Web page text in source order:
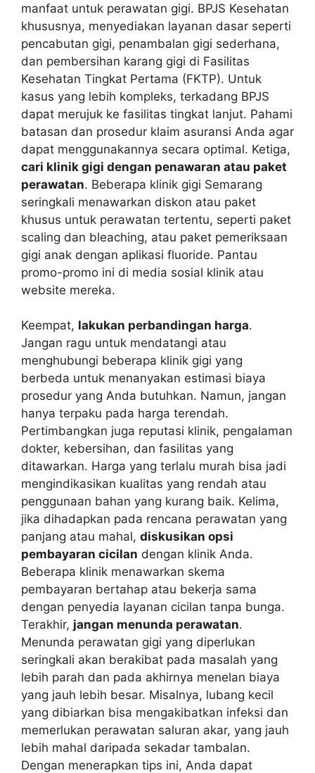
manfaat untuk perawatan gigi. BPJS Kesehatan
khususnya, menyediakan layanan dasar seperti
pencabutan gigi, penambalan gigi sederhana,
dan pembersihan karang gigi di Fasilitas
Kesehatan Tingkat Pertama (FKTP). Untuk
kasus yang lebih kompleks, terkadang BPJS
dapat merujuk ke fasilitas tingkat lanjut. Pahami
batasan dan prosedur klaim asuransi Anda agar
dapat menggunakannya secara optimal. Ketiga,
cari klinik gigi dengan penawaran atau paket
perawatan. Beberapa klinik gigi Semarang
seringkali menawarkan diskon atau paket
khusus untuk perawatan tertentu, seperti paket
scaling dan bleaching, atau paket pemeriksaan
gigi anak dengan aplikasi fluoride. Pantau
promo-promo ini di media sosial klinik atau
website mereka.
Keempat, lakukan perbandingan harga.
Jangan ragu untuk mendatangi atau
menghubungi beberapa klinik gigi yang
berbeda untuk menanyakan estimasi biaya
prosedur yang Anda butuhkan. Namun, jangan
hanya terpaku pada harga terendah.
Pertimbangkan juga reputasi klinik, pengalaman
dokter, kebersihan, dan fasilitas yang
ditawarkan. Harga yang terlalu murah bisa jadi
mengindikasikan kualitas yang rendah atau
penggunaan bahan yang kurang baik. Kelima,
jika dihadapkan pada rencana perawatan yang
panjang atau mahal, diskusikan opsi
pembayaran cicilan dengan klinik Anda.
Beberapa klinik menawarkan skema
pembayaran bertahap atau bekerja sama
dengan penyedia layanan cicilan tanpa bunga.
Terakhir, jangan menunda perawatan.
Menunda perawatan gigi yang diperlukan
seringkali akan berakibat pada masalah yang
lebih parah dan pada akhirnya menelan biaya
yang jauh lebih besar. Misalnya, lubang kecil
yang dibiarkan bisa mengakibatkan infeksi dan
memerlukan perawatan saluran akar, yang jauh
lebih mahal daripada sekadar tambalan.
Dengan menerapkan tips ini, Anda dapat